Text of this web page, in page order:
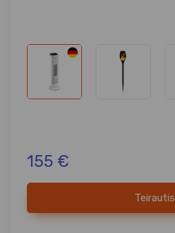
155 €
Teirautis